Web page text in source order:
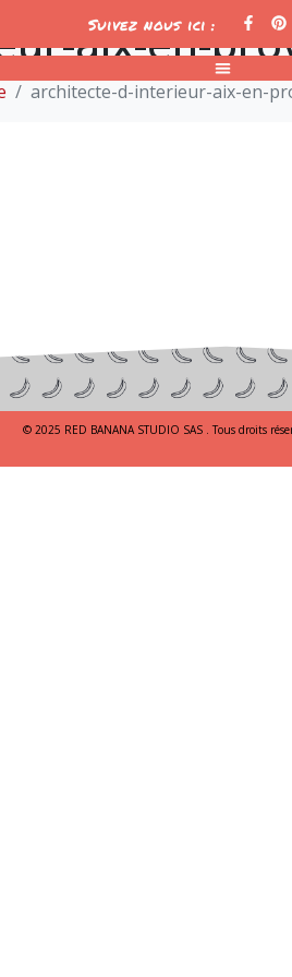
Suivez nous ici :
aix-en-
architecte-d-interieur-aix-en-
© 2025 RED BANANA STUDIO SAS . Tous droits